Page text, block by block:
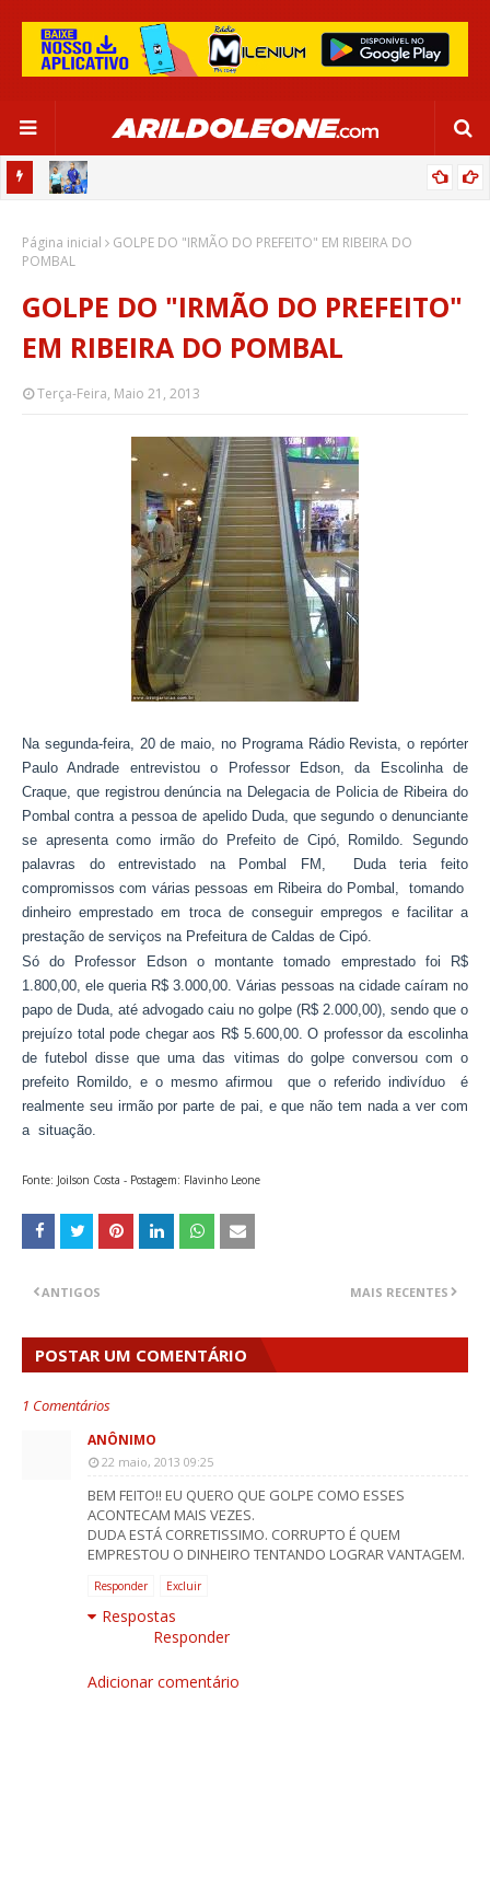
SALVADOR
Página inicial
GOLPE DO "IRMÃO DO PREFEITO" EM RIBEIRA DO
POMBAL
GOLPE DO "IRMÃO DO PREFEITO"
EM RIBEIRA DO POMBAL
Terça-Feira, Maio 21, 2013
Na segunda-feira, 20 de maio, no Programa Rádio Revista, o repórter
Paulo Andrade entrevistou o Professor Edson, da Escolinha de
Craque, que registrou denúncia na Delegacia de Policia de Ribeira do
Pombal contra a pessoa de apelido Duda, que segundo o denunciante
se apresenta como irmão do Prefeito de Cipó, Romildo. Segundo
palavras do entrevistado na Pombal FM, Duda teria feito
compromissos com várias pessoas em Ribeira do Pombal, tomando
dinheiro emprestado em troca de conseguir empregos e facilitar a
prestação de serviços na Prefeitura de Caldas de Cipó.
Só do Professor Edson o montante tomado emprestado foi R$
1.800,00, ele queria R$ 3.000,00. Várias pessoas na cidade caíram no
papo de Duda, até advogado caiu no golpe (R$ 2.000,00), sendo que o
prejuízo total pode chegar aos R$ 5.600,00. O professor da escolinha
de futebol disse que uma das vitimas do golpe conversou com o
prefeito Romildo, e o mesmo afirmou que o referido indivíduo é
realmente seu irmão por parte de pai, e que não tem nada a ver com
a situação.
Fonte: Joilson Costa - Postagem: Flavinho Leone
MAIS RECENTES
ANTIGOS
POSTAR UM COMENTÁRIO
1 Comentários
ANÔNIMO
22 maio, 2013 09:25
BEM FEITO!! EU QUERO QUE GOLPE COMO ESSES
ACONTECAM MAIS VEZES.
DUDA ESTÁ CORRETISSIMO. CORRUPTO É QUEM
EMPRESTOU O DINHEIRO TENTANDO LOGRAR VANTAGEM.
Responder Excluir
Respostas
Responder
Adicionar comentário